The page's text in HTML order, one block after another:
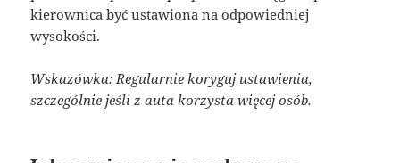
kierownica być ustawiona na odpowiedniej
wysokości.
Wskazówka: Regularnie koryguj ustawienia,
szczególnie jeśli z auta korzysta więcej osób.